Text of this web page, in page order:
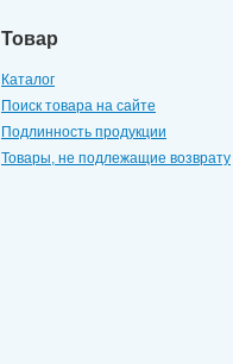
Товар
Каталог
Поиск товара на сайте
Подлинность продукции
Товары, не подлежащие возврату